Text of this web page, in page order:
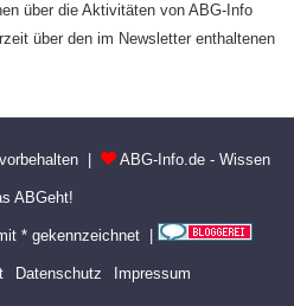
über die Aktivitäten von ABG-Info
über den im Newsletter enthaltenen
| ABG-Info.de - Wissen
ABGeht!
* gekennzeichnet |
Datenschutz Impressum